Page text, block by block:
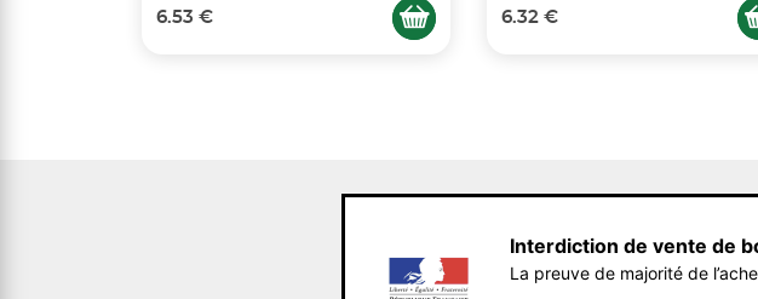
6.53 € 6.32 €
Interdiction de vente de
La preuve de majorité de